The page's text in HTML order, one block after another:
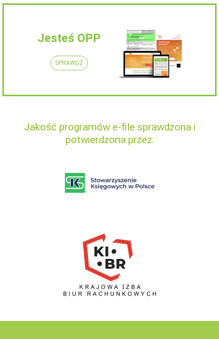
Jesteś OPP
SPRAWDŹ
Jakość programów e-file sprawdzona i
potwierdzona przez: